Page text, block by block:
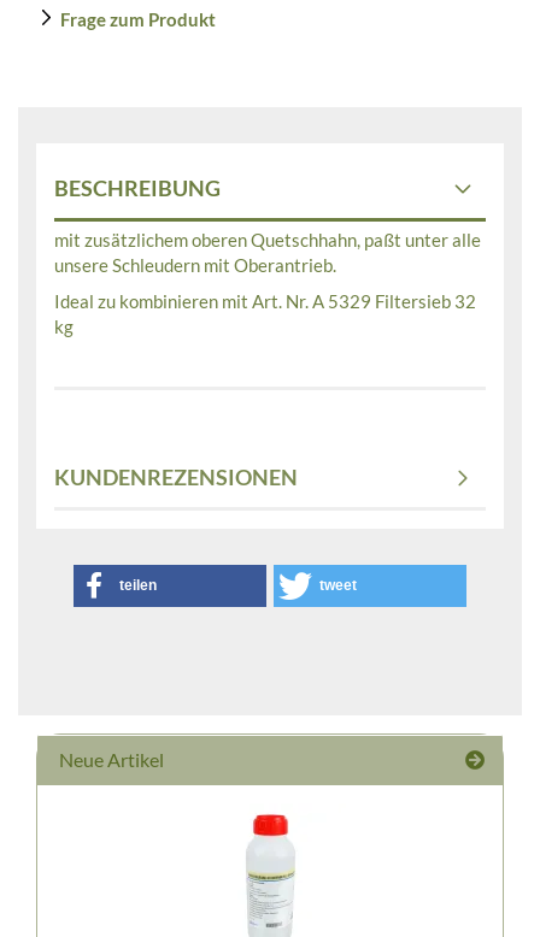
Frage zum Produkt
BESCHREIBUNG
mit zusätzlichem oberen Quetschhahn, paßt unter alle
unsere Schleudern mit Oberantrieb.
Ideal zu kombinieren mit Art. Nr. A 5329 Filtersieb 32
kg
KUNDENREZENSIONEN
teilen tweet
Neue Artikel